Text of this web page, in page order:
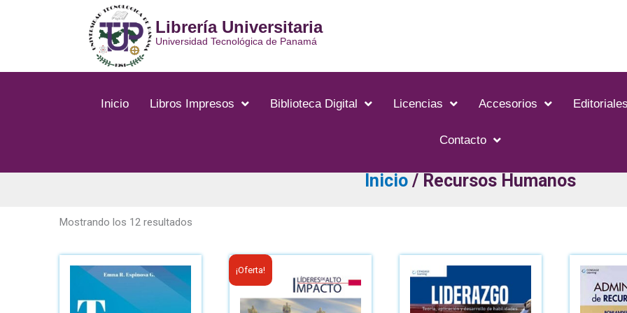
Librería Universitaria
Universidad Tecnológica de Panamá
Inicio Libros Impresos Biblioteca Digital Licencias Accesorios Editoriales
Contacto
Inicio / Recursos Humanos
Mostrando los 12 resultadospor
¡Oferta!
precio
original
precio
actual